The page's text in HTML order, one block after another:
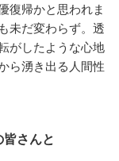
復帰かと思われま
未だ変わらず。透
がしたような心地
ら湧き出る人間性
皆さんと